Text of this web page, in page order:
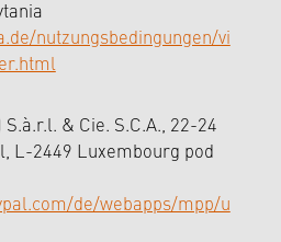
nutzungsbedingungen/vi
S.à.r.l. & Cie. S.C.A., 22-24
L-2449 Luxembourg pod
de/webapps/mpp/u